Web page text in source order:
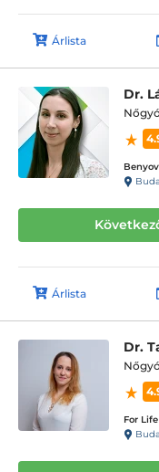
Árlista
Dr.
Árlista
Dr.
For